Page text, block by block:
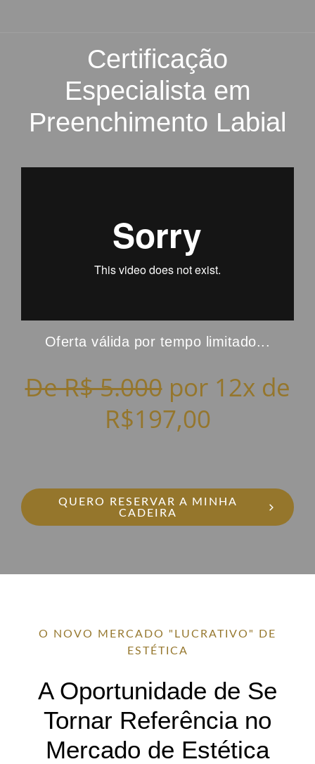
Certificação
Especialista em
Preenchimento Labial
Oferta válida por tempo limitado...
De R$ 5.000por 12x de
R$197,00
QUERO RESERVAR A MINHA
CADEIRA
O NOVO MERCADO "LUCRATIVO" DE
ESTÉTICA
A Oportunidade de Se
Tornar Referência no
Mercado de Estética